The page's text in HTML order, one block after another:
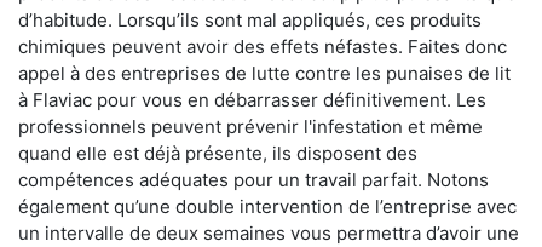
d’habitude. Lorsqu’ils sont mal appliqués, ces produits
chimiques peuvent avoir des effets néfastes. Faites donc
appel à des entreprises de lutte contre les punaises de lit
à Flaviac pour vous en débarrasser définitivement. Les
professionnels peuvent prévenir l'infestation et même
quand elle est déjà présente, ils disposent des
compétences adéquates pour un travail parfait. Notons
également qu’une double intervention de l’entreprise avec
un intervalle de deux semaines vous permettra d’avoir une